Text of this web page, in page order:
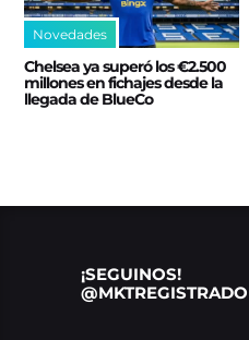
Novedades
Chelsea ya superó los €2.500
millones en fichajes desde la
llegada de BlueCo
¡SEGUINOS!
@MKTREGISTRADO